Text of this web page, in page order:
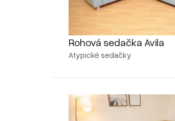
Rohová sedačka Avila
Atypické sedačky